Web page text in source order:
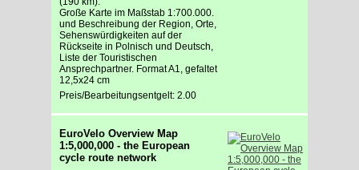
Große Karte im Maßstab 1:700.000.
und Beschreibung der Region, Orte,
Sehenswürdigkeiten auf der
Rückseite in Polnisch und Deutsch,
Liste der Touristischen
Ansprechpartner. Format A1, gefaltet
12,5x24 cm
Preis/Bearbeitungsentgelt: 2.00
EuroVelo Overview Map
1:5,000,000 - the European
cycle route network